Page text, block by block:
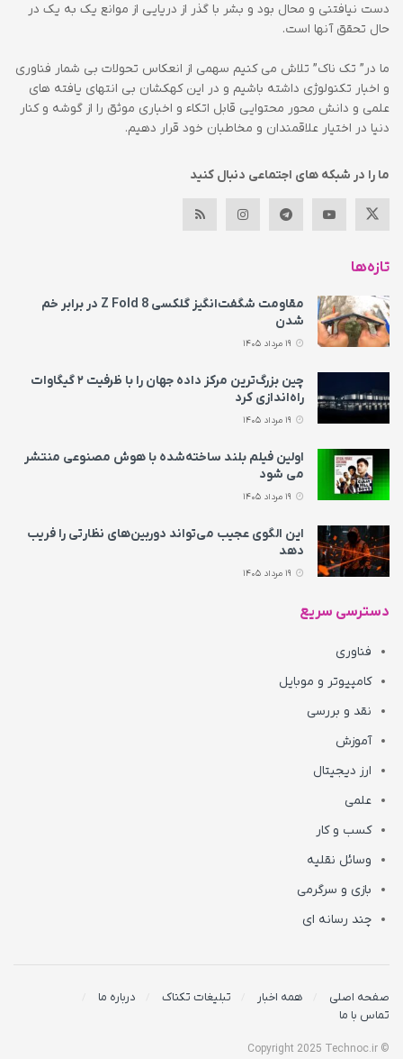
دست نیافتنی و محال بود و بشر با گذر از دریایی از موانع یک به یک در
حال تحقق آنها است.
ما در” تک ناک” تلاش می کنیم سهمی از انعکاس تحولات بی شمار فناوری
و اخبار تکنولوژی داشته باشیم و در این کهکشان بی انتهای یافته های
علمی و دانش محور محتوایی قابل اتکاء و اخباری موثق را از گوشه و کنار
دنیا در اختیار علاقمندان و مخاطبان خود قرار دهیم.
ما را در شبکه های اجتماعی دنبال کنید
تازه‌ها
مقاومت شگفت‌انگیز گلکسی Z Fold 8 در برابر خم
شدن
چین بزرگ‌ترین مرکز داده جهان را با ظرفیت ۲ گیگاوات
راه‌اندازی کرد
اولین فیلم بلند ساخته‌شده با هوش مصنوعی منتشر
می‌ شود
این الگوی عجیب می‌تواند دوربین‌های نظارتی را فریب
دهد
دسترسی سریع
فناوری
کامپیوتر و موبایل
نقد و بررسی
آموزش
ارز دیجیتال
علمی
کسب و کار
وسائل نقلیه
بازی و سرگرمی
چند رسانه ای
صفحه اصلی همه اخبار تبلیغات تکناک
درباره ما
تماس با ما
© Copyright 2025 Technoc.ir